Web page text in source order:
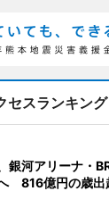
セスランキング
銀河アリーナ・
816億円の歳出